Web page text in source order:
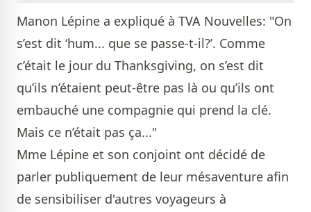
Manon Lépine a expliqué à TVA Nouvelles: "On
s’est dit ‘hum... que se passe-t-il?’. Comme
c’était le jour du Thanksgiving, on s’est dit
qu’ils n’étaient peut-être pas là ou qu’ils ont
embauché une compagnie qui prend la clé.
Mais ce n’était pas ça..."
Mme Lépine et son conjoint ont décidé de
parler publiquement de leur mésaventure afin
de sensibiliser d'autres voyageurs à